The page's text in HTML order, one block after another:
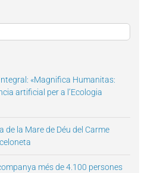
«Magnifica Humanitas:
artificial per a l’Ecologia
de la Mare de Déu del Carme
més de 4.100 persones